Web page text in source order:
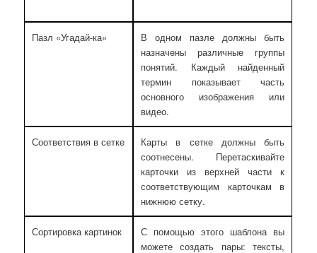
Пазл «Угадай-ка»
В одном пазле должны быть
назначены различные группы
понятий. Каждый найденный
термин показывает часть
основного изображения или
видео.
Соответствия в сетке
Карты в сетке должны быть
соотнесены. Перетаскивайте
карточки из верхней части к
соответствующим карточкам в
нижнюю сетку.
Сортировка картинок
С помощью этого шаблона вы
можете создать пары: тексты,